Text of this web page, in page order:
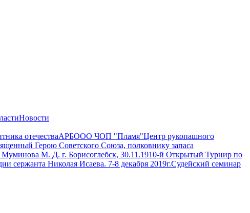
Новости
отечестваАРБООО ЧОП "Пламя"Центр рукопашного
Герою Советского Союза, полковнику запаса
М. Д. г. Борисоглебск, 30.11.1910-й Открытый Турнир по
сержанта Николая Исаева. 7-8 декабря 2019г.Судейский семинар